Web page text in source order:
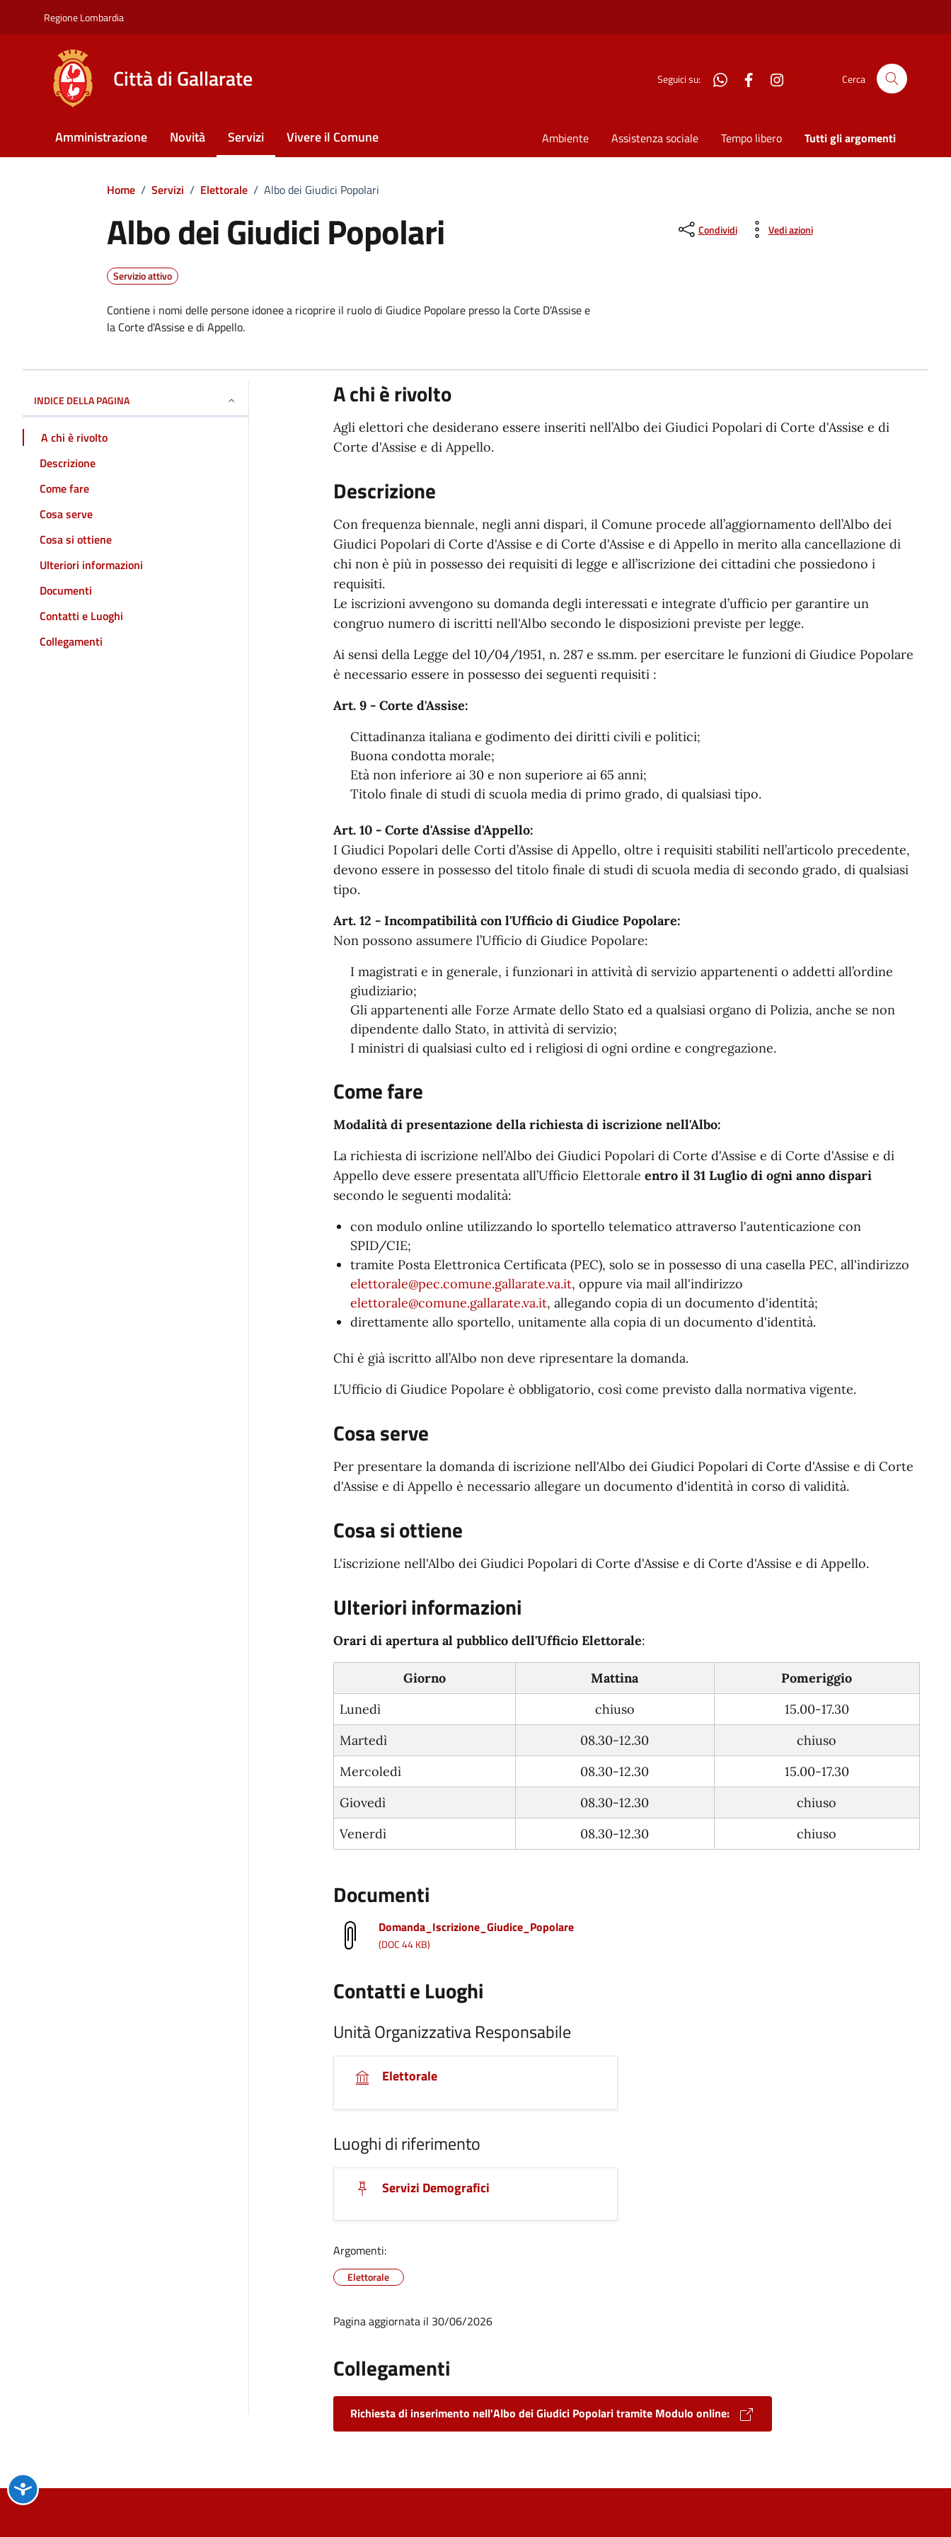
Regione Lombardia
Città di Gallarate Seguici su: WhatsAppFacebook Cerca
Amministrazione Novità Servizi Vivere il Comune Ambiente Assistenza sociale Tempo libero Tutti gli argomenti
Home / Servizi / Elettorale / Albo dei Giudici Popolari
Albo dei Giudici Popolari
Servizio attivo
Contiene i nomi delle persone idonee a ricoprire il ruolo di Giudice Popolare presso la Corte D’Assise e
la Corte d'Assise e di Appello.
Condividi Vedi azioni
INDICE DELLA PAGINA
A chi è rivolto
Descrizione
Come fare
Cosa serve
Cosa si ottiene
Ulteriori informazioni
Documenti
Contatti e Luoghi
Collegamenti
A chi è rivolto
Agli elettori che desiderano essere inseriti nell’Albo dei Giudici Popolari di Corte d'Assise e di
Corte d'Assise e di Appello.
Descrizione
Con frequenza biennale, negli anni dispari, il Comune procede all’aggiornamento dell’Albo dei
Giudici Popolari di Corte d'Assise e di Corte d'Assise e di Appello in merito alla cancellazione di
chi non è più in possesso dei requisiti di legge e all’iscrizione dei cittadini che possiedono i
requisiti.
Le iscrizioni avvengono su domanda degli interessati e integrate d’ufficio per garantire un
congruo numero di iscritti nell'Albo secondo le disposizioni previste per legge.
Ai sensi della Legge del 10/04/1951, n. 287 e ss.mm. per esercitare le funzioni di Giudice Popolare
è necessario essere in possesso dei seguenti requisiti :
Art. 9 - Corte d'Assise:
Cittadinanza italiana e godimento dei diritti civili e politici;
Buona condotta morale;
Età non inferiore ai 30 e non superiore ai 65 anni;
Titolo finale di studi di scuola media di primo grado, di qualsiasi tipo.
Art. 10 - Corte d'Assise d'Appello:
I Giudici Popolari delle Corti d’Assise di Appello, oltre i requisiti stabiliti nell’articolo precedente,
devono essere in possesso del titolo finale di studi di scuola media di secondo grado, di qualsiasi
tipo.
Art. 12 - Incompatibilità con l'Ufficio di Giudice Popolare:
Non possono assumere l’Ufficio di Giudice Popolare:
I magistrati e in generale, i funzionari in attività di servizio appartenenti o addetti all’ordine
giudiziario;
Gli appartenenti alle Forze Armate dello Stato ed a qualsiasi organo di Polizia, anche se non
dipendente dallo Stato, in attività di servizio;
I ministri di qualsiasi culto ed i religiosi di ogni ordine e congregazione.
Come fare
Modalità di presentazione della richiesta di iscrizione nell'Albo:
La richiesta di iscrizione nell’Albo dei Giudici Popolari di Corte d'Assise e di Corte d'Assise e di
Appello deve essere presentata all’Ufficio Elettorale entro il 31 Luglio di ogni anno dispari
secondo le seguenti modalità:
con modulo online utilizzando lo sportello telematico attraverso l'autenticazione con
SPID/CIE;
tramite Posta Elettronica Certificata (PEC), solo se in possesso di una casella PEC, all'indirizzo
elettorale@pec.comune.gallarate.va.it, oppure via mail all'indirizzo
elettorale@comune.gallarate.va.it, allegando copia di un documento d'identità;
direttamente allo sportello, unitamente alla copia di un documento d'identità.
Chi è già iscritto all’Albo non deve ripresentare la domanda.
L’Ufficio di Giudice Popolare è obbligatorio, così come previsto dalla normativa vigente.
Cosa serve
Per presentare la domanda di iscrizione nell'Albo dei Giudici Popolari di Corte d'Assise e di Corte
d'Assise e di Appello è necessario allegare un documento d'identità in corso di validità.
Cosa si ottiene
L'iscrizione nell'Albo dei Giudici Popolari di Corte d'Assise e di Corte d'Assise e di Appello.
Ulteriori informazioni
Orari di apertura al pubblico dell'Ufficio Elettorale:
Giorno Mattina Pomeriggio
Lunedì
chiuso
15.00-17.30
Martedì
08.30-12.30
chiuso
Mercoledì
08.30-12.30
15.00-17.30
Giovedì
08.30-12.30
chiuso
Venerdì
08.30-12.30 chiuso
Documenti
Domanda_Iscrizione_Giudice_Popolare
(DOC 44 KB)
Contatti e Luoghi
Unità Organizzativa Responsabile
Elettorale
Luoghi di riferimento
Servizi Demografici
Argomenti:
Elettorale
Pagina aggiornata il 30/06/2026
Collegamenti
Richiesta di inserimento nell'Albo dei Giudici Popolari tramite Modulo online: